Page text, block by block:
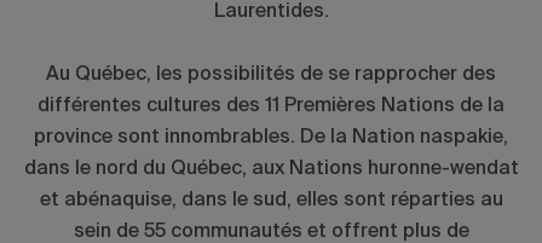
Laurentides.
Au Québec, les possibilités de se rapprocher des
différentes cultures des 11 Premières Nations de la
province sont innombrables. De la Nation naspakie,
dans le nord du Québec, aux Nations huronne-wendat
et abénaquise, dans le sud, elles sont réparties au
sein de 55 communautés et offrent plus de